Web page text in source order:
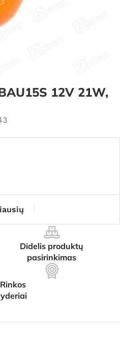
12V 21W,
Didelis produktų
pasirinkimas
Rinkos